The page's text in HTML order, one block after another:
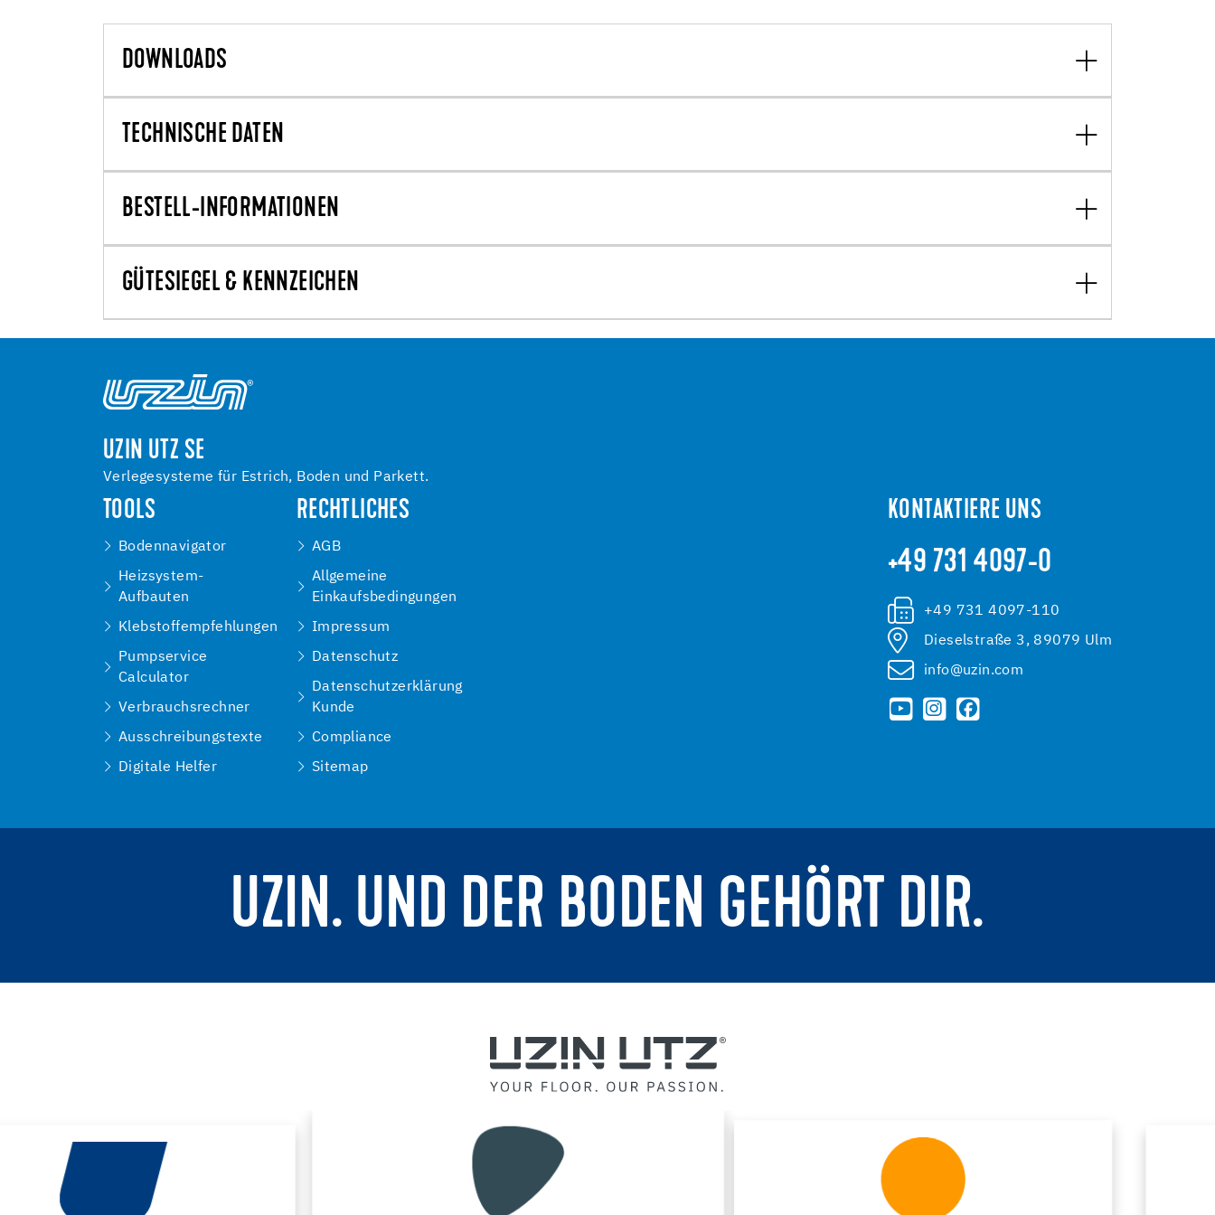
DOWNLOADS
TECHNISCHE DATEN
BESTELL-INFORMATIONEN
GÜTESIEGEL & KENNZEICHEN
UZIN UTZ SE
Verlegesysteme für Estrich, Boden und Parkett.
TOOLS
Bodennavigator
Heizsystem-
Aufbauten
Klebstoffempfehlungen
Pumpservice
Calculator
Verbrauchsrechner
Ausschreibungstexte
Digitale Helfer
RECHTLICHES
AGB
Allgemeine
Einkaufsbedingungen
Impressum
Datenschutz
Datenschutzerklärung
Kunde
Compliance
Sitemap
KONTAKTIERE UNS
+49 731 4097-0
+49 731 4097-110
Dieselstraße 3, 89079 Ulm
info@uzin.com
UZIN. UND DER BODEN GEHÖRT DIR.